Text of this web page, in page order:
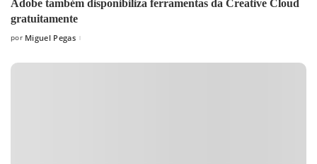
Adobe também disponibiliza ferramentas da Creative Cloud
gratuitamente
Posted
por Miguel Pegas